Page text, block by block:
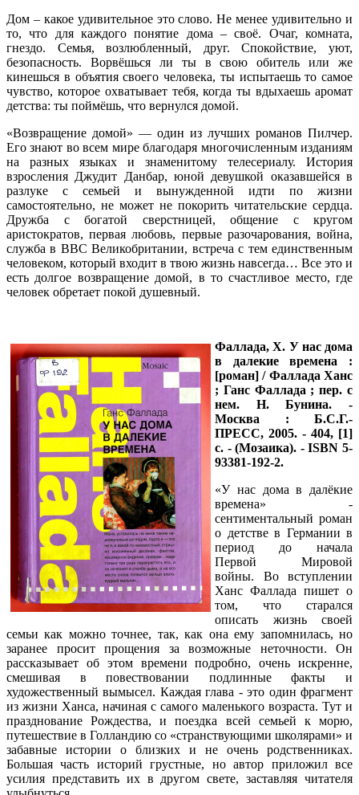
Дом – какое удивительное это слово. Не менее удивительно и
то, что для каждого понятие дома – своё. Очаг, комната,
гнездо. Семья, возлюбленный, друг. Спокойствие, уют,
безопасность. Ворвёшься ли ты в свою обитель или же
кинешься в объятия своего человека, ты испытаешь то самое
чувство, которое охватывает тебя, когда ты вдыхаешь аромат
детства: ты поймёшь, что вернулся домой.
«Возвращение домой» — один из лучших романов Пилчер.
Его знают во всем мире благодаря многочисленным изданиям
на разных языках и знаменитому телесериалу. История
взросления Джудит Данбар, юной девушкой оказавшейся в
разлуке с семьей и вынужденной идти по жизни
самостоятельно, не может не покорить читательские сердца.
Дружба с богатой сверстницей, общение с кругом
аристократов, первая любовь, первые разочарования, война,
служба в ВВС Великобритании, встреча с тем единственным
человеком, который входит в твою жизнь навсегда… Все это и
есть долгое возвращение домой, в то счастливое место, где
человек обретает покой душевный.
Фаллада, Х. У нас дома
в далекие времена :
[роман] / Фаллада Ханс
; Ганс Фаллада ; пер. с
нем. Н. Бунина. -
Москва : Б.С.Г.-
ПРЕСС, 2005. - 404, [1]
с. - (Мозаика). - ISBN 5-
93381-192-2.
«У нас дома в далёкие
времена» -
сентиментальный роман
о детстве в Германии в
период до начала
Первой Мировой
войны. Во вступлении
Ханс Фаллада пишет о
том, что старался
описать жизнь своей
семьи как можно точнее, так, как она ему запомнилась, но
заранее просит прощения за возможные неточности. Он
рассказывает об этом времени подробно, очень искренне,
смешивая в повествовании подлинные факты и
художественный вымысел. Каждая глава - это один фрагмент
из жизни Ханса, начиная с самого маленького возраста. Тут и
празднование Рождества, и поездка всей семьей к морю,
путешествие в Голландию со «странствующими школярами» и
забавные истории о близких и не очень родственниках.
Большая часть историй грустные, но автор приложил все
усилия представить их в другом свете, заставляя читателя